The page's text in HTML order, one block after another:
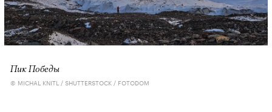
Пик Победы
© MICHAL KNITL / SHUTTERSTOCK / FOTODOM